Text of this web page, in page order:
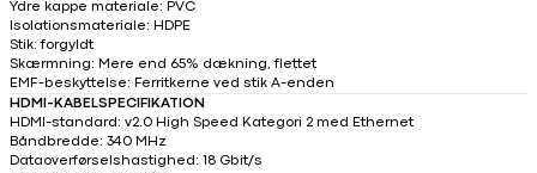
Ydre kappe materiale: PVC
Isolationsmateriale: HDPE
Stik: forgyldt
Skærmning: Mere end 65% dækning, flettet
EMF-beskyttelse: Ferritkerne ved stik A-enden
HDMI-KABELSPECIFIKATION
HDMI-standard: v2.0 High Speed Kategori 2 med Ethernet
Båndbredde: 340 MHz
Dataoverførselshastighed: 18 Gbit/s